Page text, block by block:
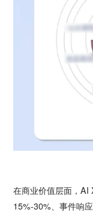
在商业价值层面，AI
15%-30%、事件响